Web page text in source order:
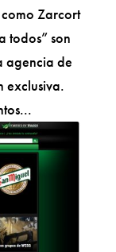
Zarcort
todos” son
agencia de
exclusiva.